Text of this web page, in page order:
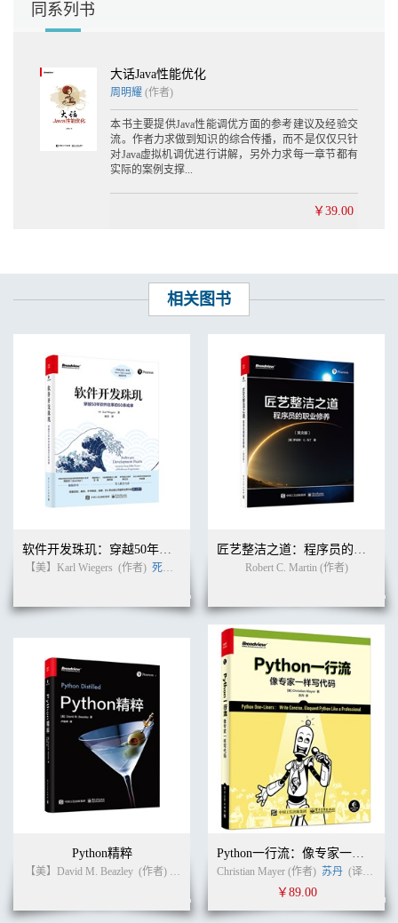
同系列书
大话Java性能优化
周明耀 (作者)
本书主要提供Java性能调优方面的参考建议及经验交
流。作者力求做到知识的综合传播，而不是仅仅只针
对Java虚拟机调优进行讲解，另外力求每一章节都有
实际的案例支撑...
￥39.00
相关图书
软件开发珠玑：穿越50年软件往事的60条戒律
【美】Karl Wiegers (作者) 死月
匠艺整洁之道：程序员的职业修养（英文版）
Robert C. Martin (作者)
Python精粹
【美】David M. Beazley (作者) 卢俊祥 (译者)
Python一行流：像专家一样写代码
Christian Mayer (作者) 苏丹 (译者)
￥89.00